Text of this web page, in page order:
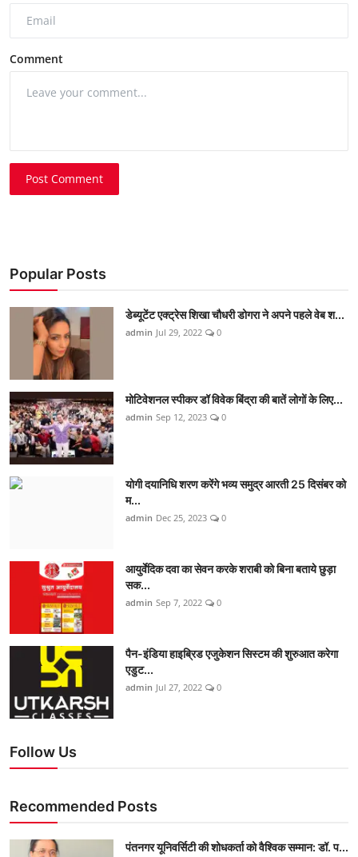
Comment
Post Comment
Popular Posts
डेब्यूटेंट एक्ट्रेस शिखा चौधरी डोगरा ने अपने पहले वेब श...
admin Jul 29, 2022 0
मोटिवेशनल स्पीकर डॉ विवेक बिंद्रा की बातें लोगों के लिए...
admin Sep 12, 2023 0
योगी दयानिधि शरण करेंगे भव्य समुद्र आरती 25 दिसंबर को
म...
admin Dec 25, 2023 0
आयुर्वेदिक दवा का सेवन करके शराबी को बिना बताये छुड़ा
सक...
admin Sep 7, 2022 0
पैन-इंडिया हाइब्रिड एजुकेशन सिस्टम की शुरुआत करेगा
एडुट...
admin Jul 27, 2022 0
Follow Us
Recommended Posts
पंतनगर यूनिवर्सिटी की शोधकर्ता को वैश्विक सम्मान: डॉ. प...